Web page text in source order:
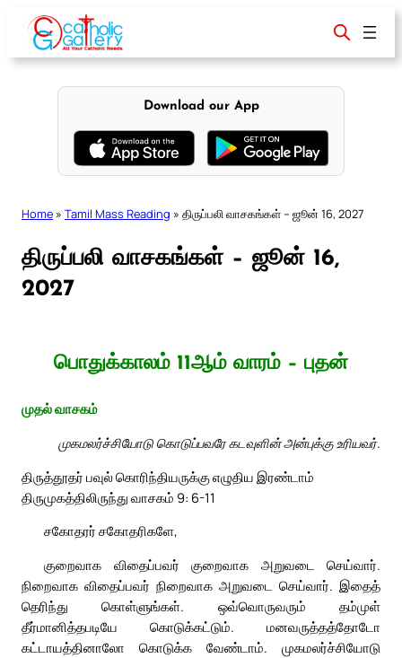
content
Download our App
Home » Tamil Mass Reading » திருப்பலி வாசகங்கள் – ஜூன் 16, 2027
திருப்பலி வாசகங்கள் – ஜூன் 16,
2027
பொதுக்காலம் 11ஆம் வாரம் – புதன்
முதல் வாசகம்
முகமலர்ச்சியோடு கொடுப்பவரே கடவுளின் அன்புக்கு உரியவர்.
திருத்தூதர் பவுல் கொரிந்தியருக்கு எழுதிய இரண்டாம்
திருமுகத்திலிருந்து வாசகம் 9: 6-11
சகோதரர் சகோதரிகளே,
குறைவாக விதைப்பவர் குறைவாக அறுவடை செய்வார்.
நிறைவாக விதைப்பவர் நிறைவாக அறுவடை செய்வார். இதைத்
தெரிந்து கொள்ளுங்கள். ஒவ்வொருவரும் தம்முள்
தீர்மானித்தபடியே கொடுக்கட்டும். மனவருத்தத்தோடோ
கட்டாயத்தினாலோ கொடுக்க வேண்டாம். முகமலர்ச்சியோடு